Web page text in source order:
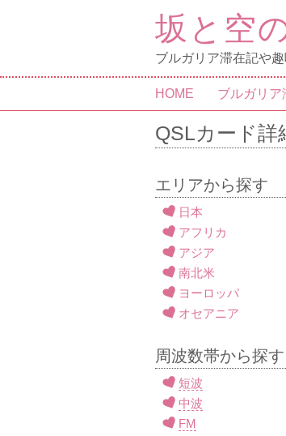
坂と空
ブルガリア滞在記や
HOME ブルガリア
QSLカード詳
エリアから探す
日本
アフリカ
アジア
南北米
ヨーロッパ
オセアニア
周波数帯から探す
短波
中波
FM